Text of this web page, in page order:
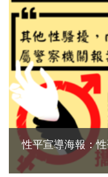
性平宣導海報：